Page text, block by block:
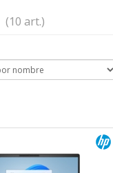
(10 art.)